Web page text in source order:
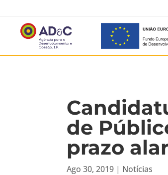
de
prazo
Ago 30, 2019 | Notícias